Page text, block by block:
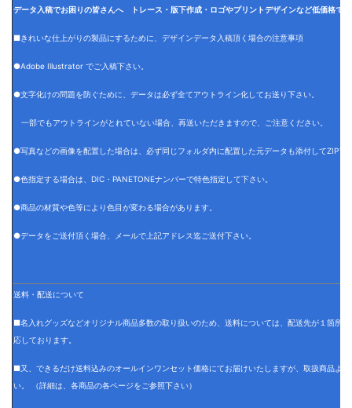
データ入稿でお困りの皆さんへ トレース・版下作成・ロゴやプリントデザインなど低価格で
■きれいな仕上がりの製品にするために、デザインデータ入稿頂く場合の注意事項
●Adobe Illustrator でご入稿下さい。
●文字化けの問題を防ぐために、データは必ず全てアウトライン化してお送り下さい。
一部でもアウトラインがとれていない場合、再送いただきますので、ご注意ください。
●写真などの画像を配置した場合は、必ず同じフォルダ内に配置した元データも添付してZIPフ
●色指定する場合は、DIC・PANETONEナンバーで特色指定して下さい。
●商品の材質や色等により色目が変わる場合があります。
●データをご送付頂く場合、メールで上記アドレス迄ご送付下さい。
送料・配送について
■名入れグッズなどオリジナル商品多数の取り扱いのため、送料については、配送先が１箇所
応しております。
■又、できるだけ送料込みのオールインワンセット価格にてお届けいたしますが、取扱商品よ
い。 （詳細は、各商品の各ページをご参照下さい）